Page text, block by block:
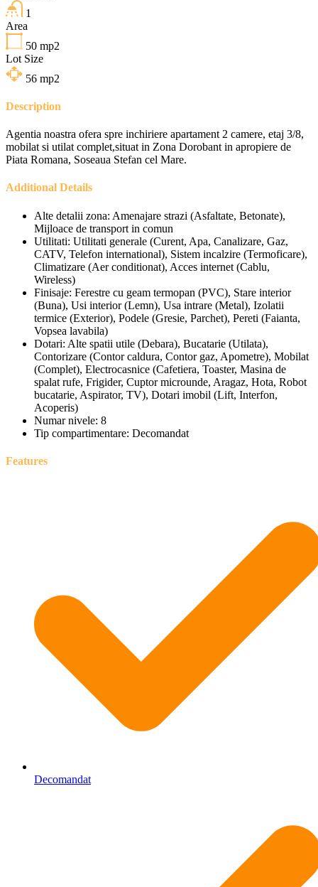
1
Area
50 mp2
Lot Size
56 mp2
Description
Agentia noastra ofera spre inchiriere apartament 2 camere, etaj 3/8,
mobilat si utilat complet,situat in Zona Dorobant in apropiere de
Piata Romana, Soseaua Stefan cel Mare.
Additional Details
Alte detalii zona: Amenajare strazi (Asfaltate, Betonate),
Mijloace de transport in comun
Utilitati: Utilitati generale (Curent, Apa, Canalizare, Gaz,
CATV, Telefon international), Sistem incalzire (Termoficare),
Climatizare (Aer conditionat), Acces internet (Cablu,
Wireless)
Finisaje: Ferestre cu geam termopan (PVC), Stare interior
(Buna), Usi interior (Lemn), Usa intrare (Metal), Izolatii
termice (Exterior), Podele (Gresie, Parchet), Pereti (Faianta,
Vopsea lavabila)
Dotari: Alte spatii utile (Debara), Bucatarie (Utilata),
Contorizare (Contor caldura, Contor gaz, Apometre), Mobilat
(Complet), Electrocasnice (Cafetiera, Toaster, Masina de
spalat rufe, Frigider, Cuptor microunde, Aragaz, Hota, Robot
bucatarie, Aspirator, TV), Dotari imobil (Lift, Interfon,
Acoperis)
Numar nivele: 8
Tip compartimentare: Decomandat
Features
Decomandat